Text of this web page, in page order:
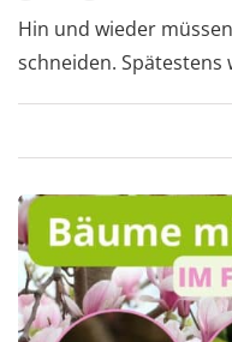
Hin und wieder
schneiden.